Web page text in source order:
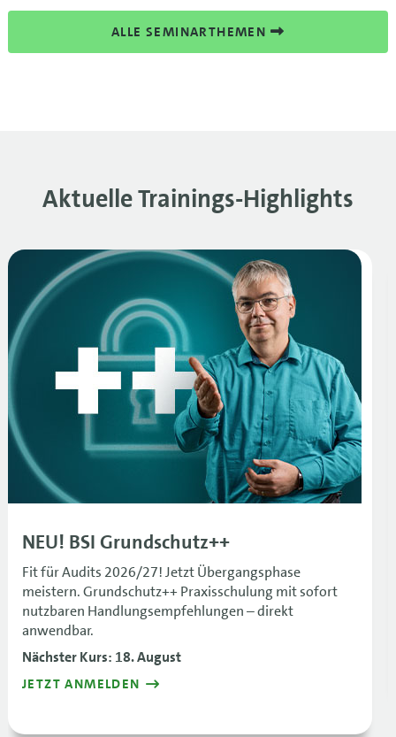
ALLE SEMINARTHEMEN
Aktuelle Trainings-Highlights
NEU! BSI Grundschutz++
Fit für Audits 2026/27! Jetzt Übergangsphase
meistern. Grundschutz++ Praxisschulung mit sofort
nutzbaren Handlungsempfehlungen – direkt
anwendbar.
Nächster Kurs: 18. August
JETZT ANMELDEN